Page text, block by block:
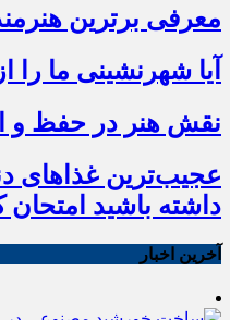
معرفی برترین
آیا شهرنشینی ما
نقش هنر در حفظ و
عجیب‌ترین غذاهای
داشته باشید امتحان
آخرین اخبار